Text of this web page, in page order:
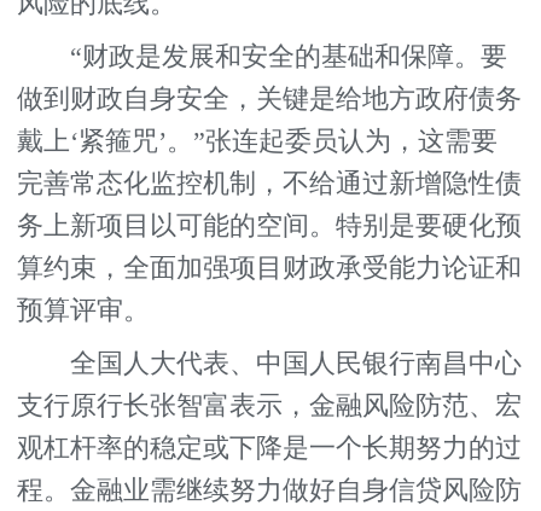
“财政是发展和安全的基础和保障。要
做到财政自身安全，关键是给地方政府债务
戴上‘紧箍咒’。”张连起委员认为，这需要
完善常态化监控机制，不给通过新增隐性债
务上新项目以可能的空间。特别是要硬化预
算约束，全面加强项目财政承受能力论证和
预算评审。
全国人大代表、中国人民银行南昌中心
支行原行长张智富表示，金融风险防范、宏
观杠杆率的稳定或下降是一个长期努力的过
程。金融业需继续努力做好自身信贷风险防